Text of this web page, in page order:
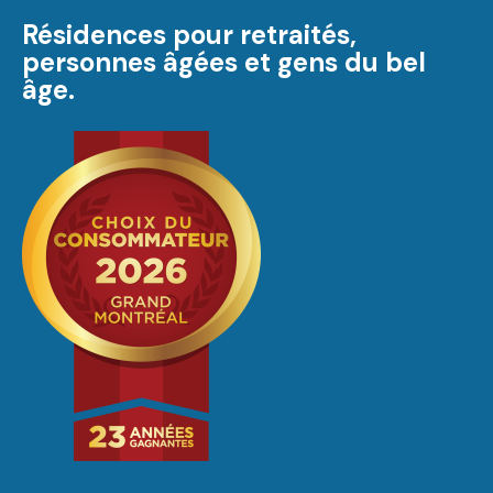
Résidences pour retraités,
personnes âgées et gens du bel
âge.